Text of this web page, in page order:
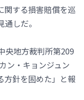
関する損害賠償を巡
しだ。
央地方裁判所第209
ン・キョンジュン
方針を固めた」と報